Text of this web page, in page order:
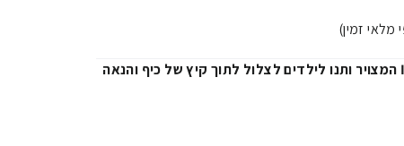
מלאי זמין)
הזמינו עכשיו את גלגל הים Intex המצויר ותנו לילדים לצלול לתוך קיץ של כיף והנאה